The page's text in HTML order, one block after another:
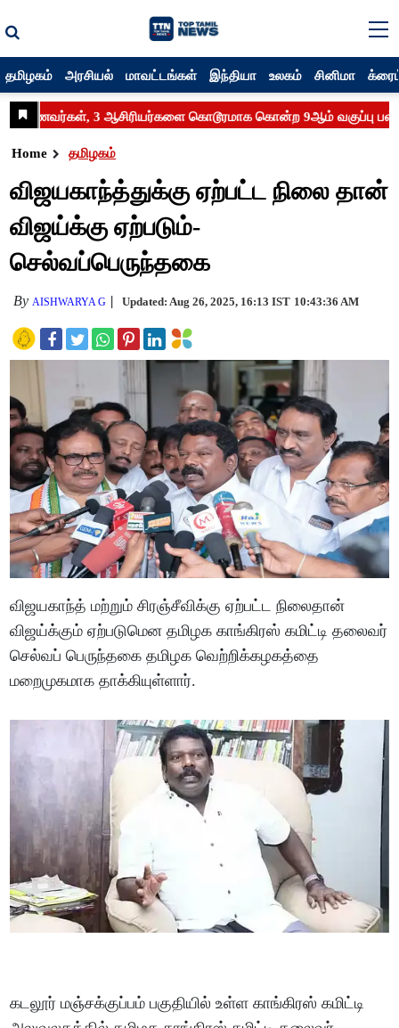
தமிழகம் அரசியல் மாவட்டங்கள் இந்தியா உலகம் சினிமா
Home தமிழகம்
விஜயகாந்த்துக்கு ஏற்பட்ட நிலை தான்
விஜய்க்கு ஏற்படும்-
செல்வப்பெருந்தகை
By AISHWARYA G Updated: Aug 26, 2025, 16:13 IST 10:43:36 AM
விஜயகாந்த் மற்றும் சிரஞ்சீவிக்கு ஏற்பட்ட நிலைதான்
விஜய்க்கும் ஏற்படுமென தமிழக காங்கிரஸ் கமிட்டி தலைவர்
செல்வப் பெருந்தகை தமிழக வெற்றிக்கழகத்தை
மறைமுகமாக தாக்கியுள்ளார்.
கடலூர் மஞ்சக்குப்பம் பகுதியில் உள்ள காங்கிரஸ் கமிட்டி